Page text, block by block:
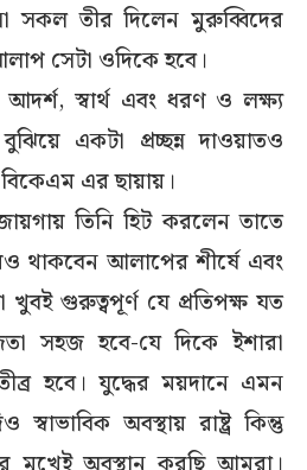
তীর দিলেন মুরুব্বিদের
সেটা ওদিকে হবে।
স্বার্থ এবং ধরণ ও লক্ষ্য
একটা প্রচ্ছন্ন দাওয়াতও
এর ছায়ায়।
তিনি হিট করলেন তাতে
থাকবেন আলাপের শীর্ষে এবং
গুরুত্বপূর্ণ যে প্রতিপক্ষ যত
সহজ হবে-যে দিকে ইশারা
হবে। যুদ্ধের ময়দানে এমন
অবস্থায় রাষ্ট্র কিন্তু